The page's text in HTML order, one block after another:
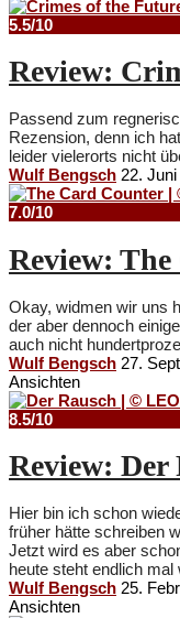
5.5/10
Review:
Passend zum
Rezension, denn ich
leider vielerorts nicht
Wulf Bengsch 22.
7.0/10
Review:
Okay, widmen wir uns
der aber dennoch
auch nicht
Wulf Bengsch 27.
Ansichten
8.5/10
Review: Der
Hier bin ich schon
früher hätte schreiben
Jetzt wird es aber
heute steht endlich
Wulf Bengsch 25.
Ansichten